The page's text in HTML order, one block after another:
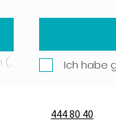
Unterstützte Dateien hochladen (Max. 15 MB) Ich habe
444 80 40